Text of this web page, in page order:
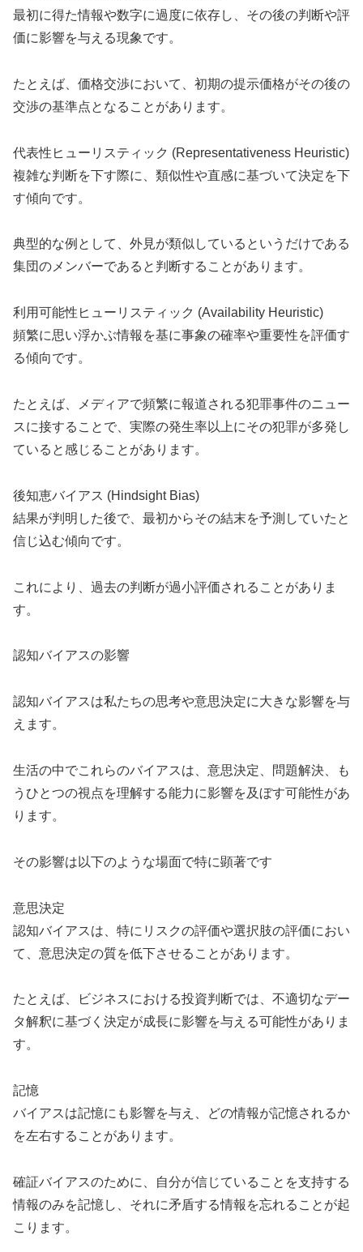
最初に得た情報や数字に過度に依存し、その後の判断や評
価に影響を与える現象です。
たとえば、価格交渉において、初期の提示価格がその後の
交渉の基準点となることがあります。
代表性ヒューリスティック (Representativeness Heuristic)
複雑な判断を下す際に、類似性や直感に基づいて決定を下
す傾向です。
典型的な例として、外見が類似しているというだけである
集団のメンバーであると判断することがあります。
利用可能性ヒューリスティック (Availability Heuristic)
頻繁に思い浮かぶ情報を基に事象の確率や重要性を評価す
る傾向です。
たとえば、メディアで頻繁に報道される犯罪事件のニュー
スに接することで、実際の発生率以上にその犯罪が多発し
ていると感じることがあります。
後知恵バイアス (Hindsight Bias)
結果が判明した後で、最初からその結末を予測していたと
信じ込む傾向です。
これにより、過去の判断が過小評価されることがありま
す。
認知バイアスの影響
認知バイアスは私たちの思考や意思決定に大きな影響を与
えます。
生活の中でこれらのバイアスは、意思決定、問題解決、も
うひとつの視点を理解する能力に影響を及ぼす可能性があ
ります。
その影響は以下のような場面で特に顕著です
意思決定
認知バイアスは、特にリスクの評価や選択肢の評価におい
て、意思決定の質を低下させることがあります。
たとえば、ビジネスにおける投資判断では、不適切なデー
タ解釈に基づく決定が成長に影響を与える可能性がありま
す。
記憶
バイアスは記憶にも影響を与え、どの情報が記憶されるか
を左右することがあります。
確証バイアスのために、自分が信じていることを支持する
情報のみを記憶し、それに矛盾する情報を忘れることが起
こります。